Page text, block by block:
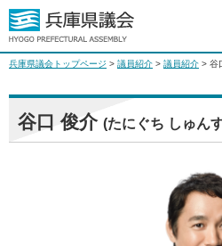
兵庫県議会トップページ > 議員紹介 > 議員紹介 > 谷
谷口 俊介 (たにぐち しゅん